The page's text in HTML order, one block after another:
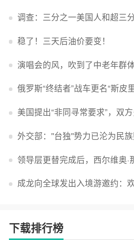
调查：三分之一美国人和超三分之一加拿大人
稳了！三天后油价要变！
演唱会的风，吹到了中老年群
俄罗斯“终结者”战车更名“斯皮里顿”：寓意强大可靠，
美国提出“非同寻常要求”，双方多个领域分歧依旧，印美贸易谈判
外交部：''台独''势力已沦为民
领导层更替完成后，西尔维奥·那不勒斯出任
成龙向全球发出入境游邀约：欢迎感受无滤
下载排行榜